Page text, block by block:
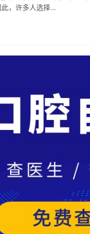
此，许多人选择…